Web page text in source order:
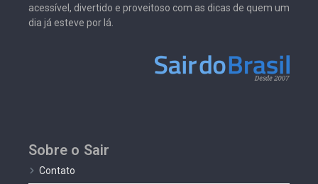
acessível, divertido e proveitoso com as dicas de quem um
dia já esteve por lá.
Sobre o Sair
Contato